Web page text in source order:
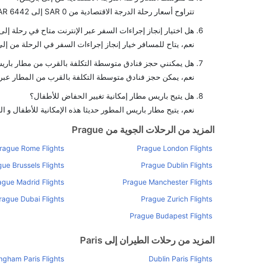
تتراوح أسعار رحلة الدرجة الاقتصادية من SAR 0 إلى SAR 6442. يوفرون تذاكر في هذا النطاق من الأسعار.
هل اختيار إنجاز إجراءات السفر عبر الإنترنت متاح في رحلة
نعم، يتاح للمسافر خيار إنجاز إجراءات السفر في الرحلة من
هل يمكنني حجز فنادق متوسطة التكلفة بالقرب من مطار
نعم، يمكن حجز فنادق متوسطة التكلفة بالقرب من المطار عبر
هل يتيح باريس مطار إمكانية تغيير الحفاض للأطفال؟
نعم، يتيح مطار باريس المطور حديثا هذه الإمكانية للأطفال و
المزيد من الرحلات الجوية من Prague
Prague London Flights
Rome Flights
Prague Dublin Flights
Brussels Flights
Prague Manchester Flights
Madrid Flights
Prague Zurich Flights
Dubai Flights
Prague Budapest Flights
المزيد من رحلات الطيران إلى Paris
Dublin Paris Flights
Paris Flights